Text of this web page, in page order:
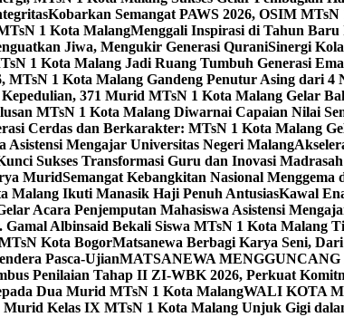
Kobarkan Semangat PAWS 2026, OSIM
1 Kota MalangMenggali Inspirasi di Tahun
Jiwa, Mengukir Generasi QuraniSinergi
1 Kota Malang Jadi Ruang Tumbuh Generasi
MTsN 1 Kota Malang Gandeng Penutur Asing dari 4
371 Murid MTsN 1 Kota Malang Gelar
MTsN 1 Kota Malang Diwarnai Capaian Nilai
Cerdas dan Berkarakter: MTsN 1 Kota Malang
Asistensi Mengajar Universitas Negeri Malang
Sukses Transformasi Guru dan Inovasi
MuridSemangat Kebangkitan Nasional
Malang Ikuti Manasik Haji Penuh AntusiasKawal
Acara Penjemputan Mahasiswa Asistensi
Albinsaid Bekali Siswa MTsN 1 Kota Malang
Kota BogorMatsanewa Berbagi Karya Seni,
Pasca-UjianMATSANEWA
Penilaian Tahap II ZI-WBK 2026, Perkuat
Dua Murid MTsN 1 Kota MalangWALI KOTA
Murid Kelas IX MTsN 1 Kota Malang Unjuk Gigi